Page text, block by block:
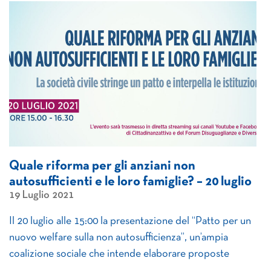
Quale riforma per gli anziani non
autosufficienti e le loro famiglie? – 20 luglio
19 Luglio 2021
Il 20 luglio alle 15:00 la presentazione del “Patto per un
nuovo welfare sulla non autosufficienza”, un’ampia
coalizione sociale che intende elaborare proposte